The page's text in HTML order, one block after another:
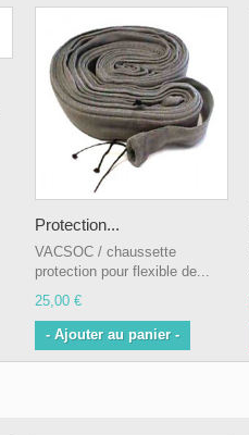
Protection...
VACSOC / chaussette
protection pour flexible de...
25,00 €
- Ajouter au panier -